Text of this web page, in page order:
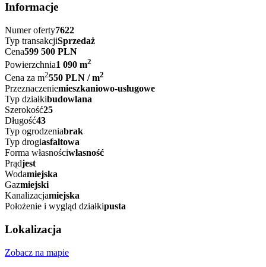
Informacje
Numer oferty7622
Typ transakcjiSprzedaż
Cena599 500 PLN
Powierzchnia1 090 m2
Cena za m2550 PLN / m2
Przeznaczeniemieszkaniowo-usługowe
Typ działkibudowlana
Szerokość25
Długość43
Typ ogrodzeniabrak
Typ drogiasfaltowa
Forma własnościwłasność
Prądjest
Wodamiejska
Gazmiejski
Kanalizacjamiejska
Położenie i wygląd działkipusta
Lokalizacja
Zobacz na mapie